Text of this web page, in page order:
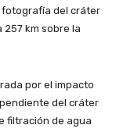
fotografía del cráter
km sobre la
por el impacto
del cráter
filtración de agua